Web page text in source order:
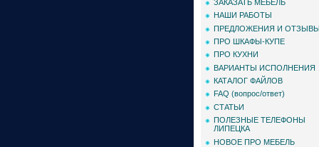
ЗАКАЗАТЬ МЕБЕЛЬ
НАШИ РАБОТЫ
ПРЕДЛОЖЕНИЯ И
ПРО ШКАФЫ-КУПЕ
ПРО КУХНИ
ВАРИАНТЫ ИСПОЛНЕНИЯ
КАТАЛОГ ФАЙЛОВ
FAQ (вопрос/ответ)
СТАТЬИ
ПОЛЕЗНЫЕ ТЕЛЕФОНЫ
ЛИПЕЦКА
НОВОЕ ПРО МЕБЕЛЬ